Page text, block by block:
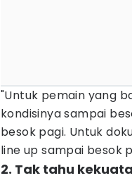
"Untuk pemain yang
kondisinya sampai
besok pagi. Untuk
line up sampai besok
2. Tak tahu